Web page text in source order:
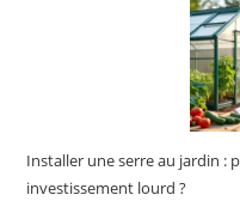
Installer une serre au jardin :
investissement lourd ?